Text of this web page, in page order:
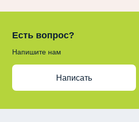
Есть вопрос?
Напишите нам
Написать